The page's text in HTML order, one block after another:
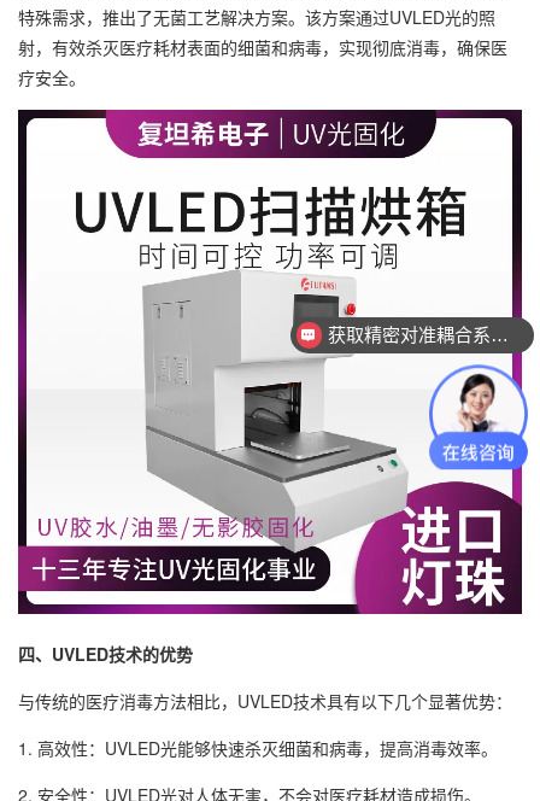
特殊需求，推出了无菌工艺解决方案。该方案通过UVLED光的照
射，有效杀灭医疗耗材表面的细菌和病毒，实现彻底消毒，确保医
疗安全。
四、UVLED技术的优势
与传统的医疗消毒方法相比，UVLED技术具有以下几个显著优势：
1. 高效性：UVLED光能够快速杀灭细菌和病毒，提高消毒效率。
2. 安全性：UVLED光对人体无害，不会对医疗耗材造成损伤。
获取精密对准耦合系统技术方案